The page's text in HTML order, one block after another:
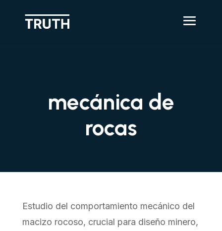
mecánica de
rocas
Estudio del comportamiento mecánico del
macizo rocoso, crucial para diseño minero,